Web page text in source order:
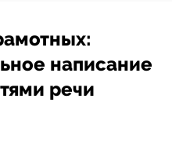
написание
речи